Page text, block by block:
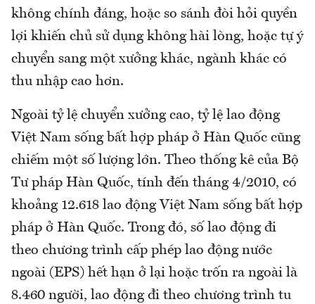
không chính đáng, hoặc so sánh đòi hỏi quyền
lợi khiến chủ sử dụng không hài lòng, hoặc tự ý
chuyển sang một xưởng khác, ngành khác có
thu nhập cao hơn.
Ngoài tỷ lệ chuyển xưởng cao, tỷ lệ lao động
Việt Nam sống bất hợp pháp ở Hàn Quốc cũng
chiếm một số lượng lớn. Theo thống kê của Bộ
Tư pháp Hàn Quốc, tính đến tháng 4/2010, có
khoảng 12.618 lao động Việt Nam sống bất hợp
pháp ở Hàn Quốc. Trong đó, số lao động đi
theo chương trình cấp phép lao động nước
ngoài (EPS) hết hạn ở lại hoặc trốn ra ngoài là
8.460 người, lao động đi theo chương trình tu